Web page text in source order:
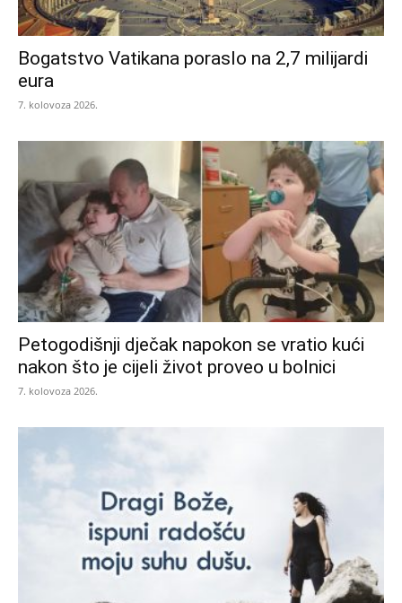
Bogatstvo Vatikana poraslo na 2,7 milijardi
eura
7. kolovoza 2026.
Petogodišnji dječak napokon se vratio kući
nakon što je cijeli život proveo u bolnici
7. kolovoza 2026.